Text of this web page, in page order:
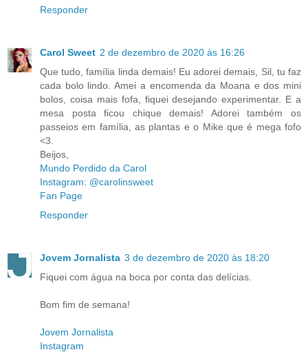
Responder
Carol Sweet 2 de dezembro de 2020 às 16:26
Que tudo, família linda demais! Eu adorei demais, Sil, tu faz
cada bolo lindo. Amei a encomenda da Moana e dos mini
bolos, coisa mais fofa, fiquei desejando experimentar. E a
mesa posta ficou chique demais! Adorei também os
passeios em família, as plantas e o Mike que é mega fofo
<3.
Beijos,
Mundo Perdido da Carol
Instagram: @carolinsweet
Fan Page
Responder
Jovem Jornalista 3 de dezembro de 2020 às 18:20
Fiquei com água na boca por conta das delícias.
Bom fim de semana!
Jovem Jornalista
Instagram